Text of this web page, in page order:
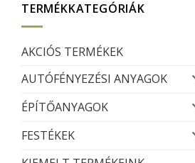
TERMÉKKATEGÓRIÁK
AKCIÓS TERMÉKEK
AUTÓFÉNYEZÉSI ANYAGOK
ÉPÍTŐANYAGOK
FESTÉKEK